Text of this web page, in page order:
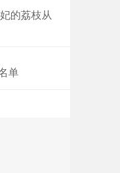
的荔枝从
单